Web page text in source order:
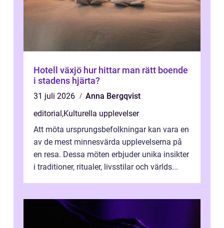
Hotell växjö hur hittar man rätt boende
i stadens hjärta?
31 juli 2026
Anna Bergqvist
editorial,Kulturella upplevelser
Att möta ursprungsbefolkningar kan vara en
av de mest minnesvärda upplevelserna på
en resa. Dessa möten erbjuder unika insikter
i traditioner, ritualer, livsstilar och världs...